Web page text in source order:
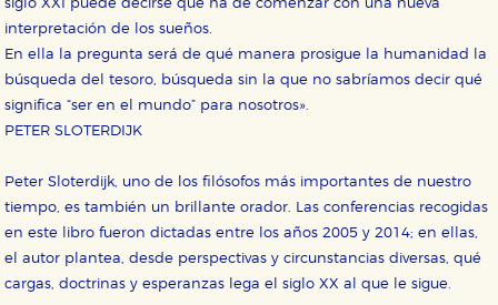
siglo XXI puede decirse que ha de comenzar con una nueva
interpretación de los sueños.
En ella la pregunta será de qué manera prosigue la humanidad la
búsqueda del tesoro, búsqueda sin la que no sabríamos decir qué
significa “ser en el mundo” para nosotros».
PETER SLOTERDIJK
Peter Sloterdijk, uno de los filósofos más importantes de nuestro
tiempo, es también un brillante orador. Las conferencias recogidas
en este libro fueron dictadas entre los años 2005 y 2014; en ellas,
el autor plantea, desde perspectivas y circunstancias diversas, qué
cargas, doctrinas y esperanzas lega el siglo XX al que le sigue.